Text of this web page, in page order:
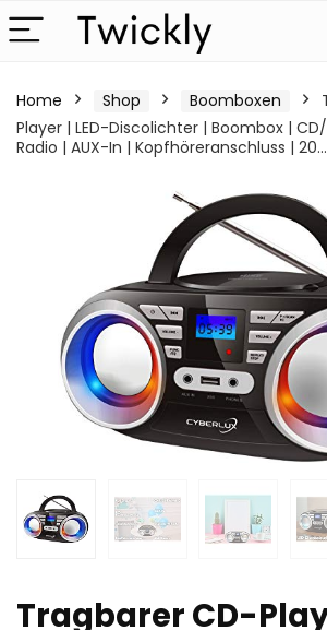
Home Shop Boomboxen
Player | LED-Discolichter | Boombox | CD/
Radio | AUX-In | Kopfhöreranschluss | 20…
Tragbarer CD-